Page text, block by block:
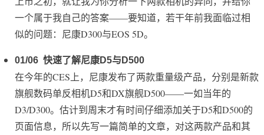
一个属于我自己的答案——要知道，若干年前我面临过相
似的问题：尼康D300与EOS 5D。
01/06快速了解尼康D5与D500
在今年的CES上，尼康发布了两款重量级产品，分别是新款
旗舰数码单反相机D5和DX旗舰D500——一如当年的
D3/D300。估计到周末才有时间仔细添加关于D5和D500的
页面信息，所以先写一篇简单的文章，对这两款产品和其